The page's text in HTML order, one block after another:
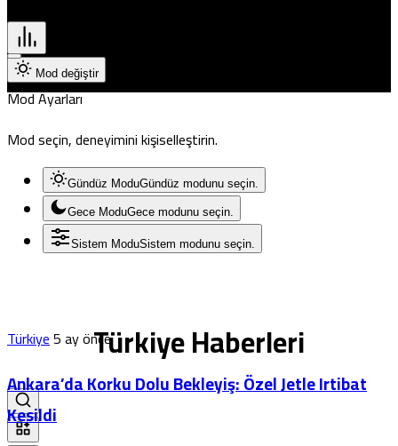
Mod değiştir
Mod Ayarları
Mod seçin, deneyimini kişiselleştirin.
Gündüz ModuGündüz modunu seçin.
Gece ModuGece modunu seçin.
Sistem ModuSistem modunu seçin.
Türkiye Haberleri
Türkiye5 ay önce
Ankara’da Korku Dolu Bekleyiş: Özel Jetle Irtibat
Kesildi